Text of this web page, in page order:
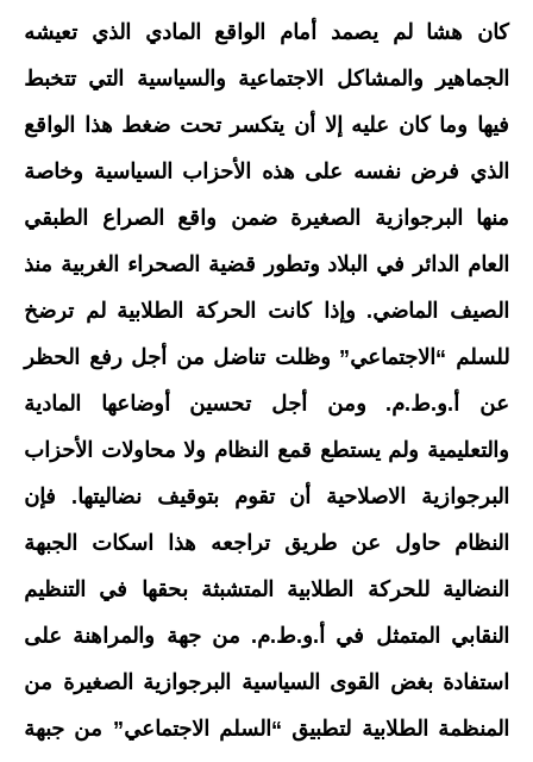
كان هشا لم يصمد أمام الواقع المادي الذي تعيشه
الجماهير والمشاكل الاجتماعية والسياسية التي تتخبط
فيها وما كان عليه إلا أن يتكسر تحت ضغط هذا الواقع
الذي فرض نفسه على هذه الأحزاب السياسية وخاصة
منها البرجوازية الصغيرة ضمن واقع الصراع الطبقي
العام الدائر في البلاد وتطور قضية الصحراء الغربية منذ
الصيف الماضي. وإذا كانت الحركة الطلابية لم ترضخ
للسلم “الاجتماعي” وظلت تناضل من أجل رفع الحظر
عن أ.و.ط.م. ومن أجل تحسين أوضاعها المادية
والتعليمية ولم يستطع قمع النظام ولا محاولات الأحزاب
البرجوازية الاصلاحية أن تقوم بتوقيف نضاليتها. فإن
النظام حاول عن طريق تراجعه هذا اسكات الجبهة
النضالية للحركة الطلابية المتشبثة بحقها في التنظيم
النقابي المتمثل في أ.و.ط.م. من جهة والمراهنة على
استفادة بغض القوى السياسية البرجوازية الصغيرة من
المنظمة الطلابية لتطبيق “السلم الاجتماعي” من جبهة